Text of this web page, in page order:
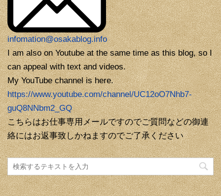
infomation@osakablog.info
I am also on Youtube at the same time as this blog, so I
can appeal with text and videos.
My YouTube channel is here.
https://www.youtube.com/channel/UC12oO7Nhb7-
guQ8NNbm2_GQ
こちらはお仕事専用メールですのでご質問などの御連
絡にはお返事致しかねますのでご了承ください